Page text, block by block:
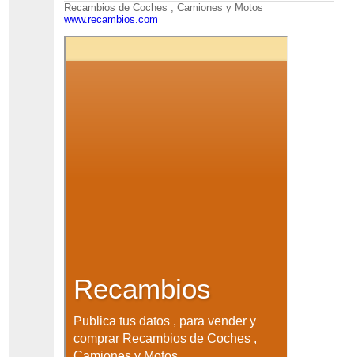
Recambios de Coches , Camiones y Motos
www.recambios.com